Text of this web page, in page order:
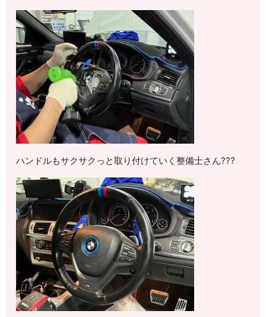
ハンドルもサクサクっと取り付けていく整備士さん??‍?